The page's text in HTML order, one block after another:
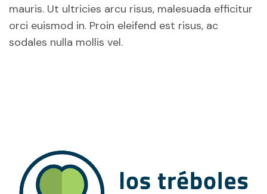
mauris. Ut ultricies arcu risus, malesuada efficitur
orci euismod in. Proin eleifend est risus, ac
sodales nulla mollis vel.